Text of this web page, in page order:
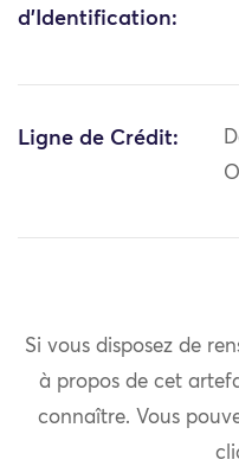
d'Identification:
Ligne de Crédit:
Si vous disposez de
à propos de cet
connaître. Vous